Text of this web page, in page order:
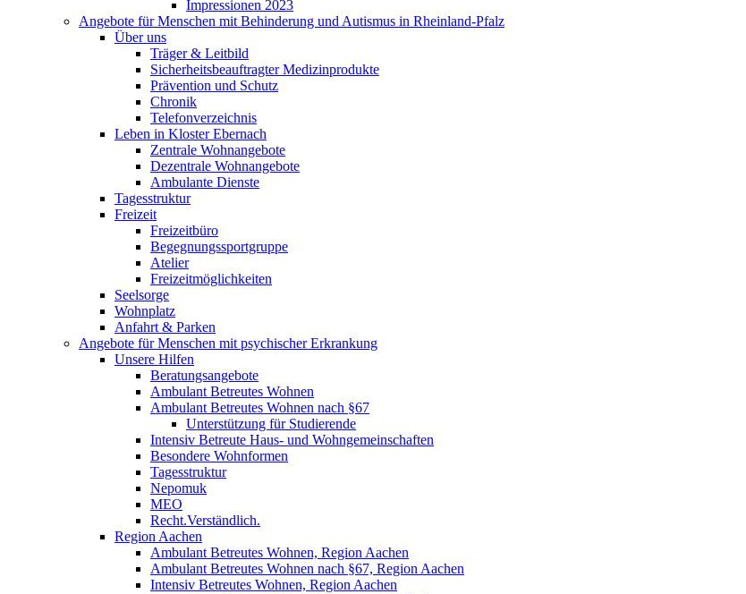
Impressionen 2023
Angebote für Menschen mit Behinderung und Autismus in Rheinland-Pfalz
Über uns
Träger & Leitbild
Sicherheitsbeauftragter Medizinprodukte
Prävention und Schutz
Chronik
Telefonverzeichnis
Leben in Kloster Ebernach
Zentrale Wohnangebote
Dezentrale Wohnangebote
Ambulante Dienste
Tagesstruktur
Freizeit
Freizeitbüro
Begegnungssportgruppe
Atelier
Freizeitmöglichkeiten
Seelsorge
Wohnplatz
Anfahrt & Parken
Angebote für Menschen mit psychischer Erkrankung
Unsere Hilfen
Beratungsangebote
Ambulant Betreutes Wohnen
Ambulant Betreutes Wohnen nach §67
Unterstützung für Studierende
Intensiv Betreute Haus- und Wohngemeinschaften
Besondere Wohnformen
Tagesstruktur
Nepomuk
MEO
Recht.Verständlich.
Region Aachen
Ambulant Betreutes Wohnen, Region Aachen
Ambulant Betreutes Wohnen nach §67, Region Aachen
Intensiv Betreutes Wohnen, Region Aachen